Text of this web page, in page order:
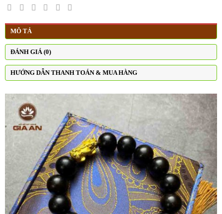
MÔ TẢ
ĐÁNH GIÁ (0)
HƯỚNG DẪN THANH TOÁN & MUA HÀNG